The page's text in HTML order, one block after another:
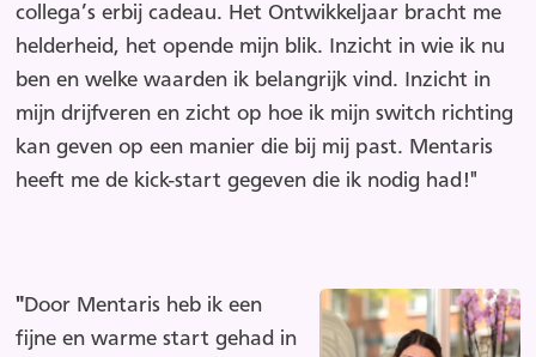
collega’s erbij cadeau. Het Ontwikkeljaar bracht me
helderheid, het opende mijn blik. Inzicht in wie ik nu
ben en welke waarden ik belangrijk vind. Inzicht in
mijn drijfveren en zicht op hoe ik mijn switch richting
kan geven op een manier die bij mij past. Mentaris
heeft me de kick-start gegeven die ik nodig had!"
"Door Mentaris heb ik een
fijne en warme start gehad in